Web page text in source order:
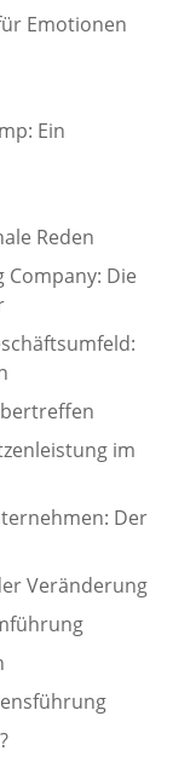
Emotionen
Ein
Reden
Company: Die
im
Der
Veränderung